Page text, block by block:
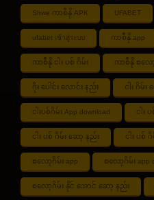
Shwe ကာစီနို APK UFABET
ufabet เข้าสู่ระบบ ကာစီနို app
ကာစီနို ငါး ပစ် ဂိမ်း ကာစီနို စလေ
ဂိုး ပေါင်း လောင်း နည်း ငါး ဂိမ်
ငါးပစ်ဂိမ်း App download ငါး
ငါး ပစ် ဂိမ်း ဆော့ နည်း ငါး ပစ်
စလော့ဂိမ်း app စလော့ဂိမ်း app
စလော့ဂိမ်း နိုင် အောင် ဆော့ နည်း